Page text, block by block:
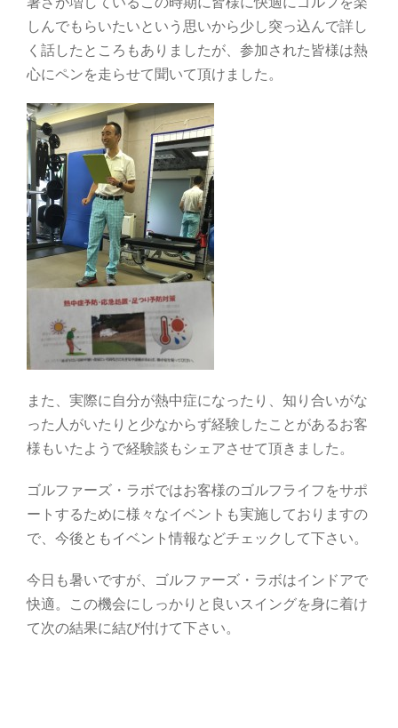
しんでもらいたいという思いから少し突っ込んで詳し
く話したところもありましたが、参加された皆様は熱
心にペンを走らせて聞いて頂けました。
また、実際に自分が熱中症になったり、知り合いがな
った人がいたりと少なからず経験したことがあるお客
様もいたようで経験談もシェアさせて頂きました。
ゴルファーズ・ラボではお客様のゴルフライフをサポ
ートするために様々なイベントも実施しておりますの
で、今後ともイベント情報などチェックして下さい。
今日も暑いですが、ゴルファーズ・ラボはインドアで
快適。この機会にしっかりと良いスイングを身に着け
て次の結果に結び付けて下さい。